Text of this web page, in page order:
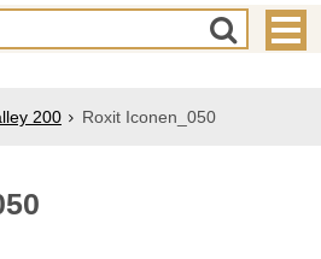
200 Roxit Iconen_050